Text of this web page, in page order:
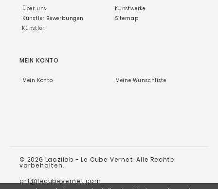
Über uns
Künstler Bewerbungen
Künstler
Kunstwerke
Sitemap
MEIN KONTO
Mein Konto Meine Wunschliste
© 2026 Laozilab - Le Cube Vernet.Alle Rechte
vorbehalten.
art@lecubevernet.com